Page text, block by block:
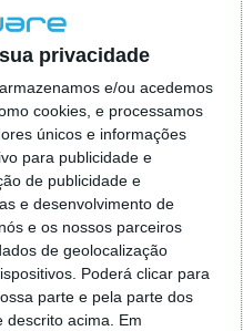
privacidade
armazenamos e/ou acedemos
cookies, e processamos
únicos e informações
para publicidade e
de publicidade e
e desenvolvimento de
e os nossos parceiros
de geolocalização
Poderá clicar para
parte e pela parte dos
descrito acima. Em
Taylor-Taylor (VOZ,
Peter Holmström
no ano de 1994.
em 1998, Brent De
substitui-o como
um jogo de palavras
Warhol.
no Spotify